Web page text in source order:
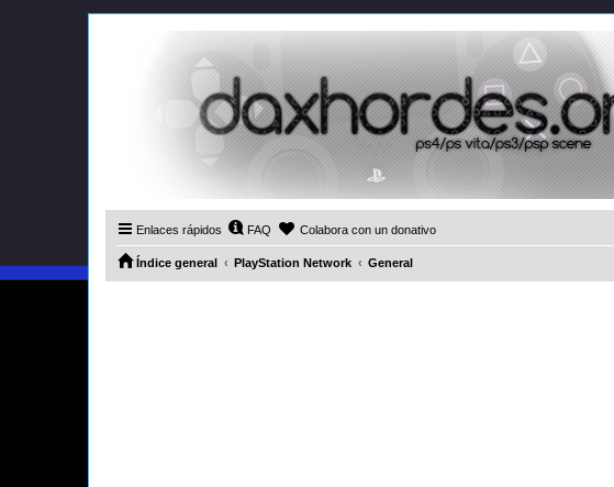
Enlaces rápidos FAQ Colabora con un donativo
Índice general PlayStation Network General